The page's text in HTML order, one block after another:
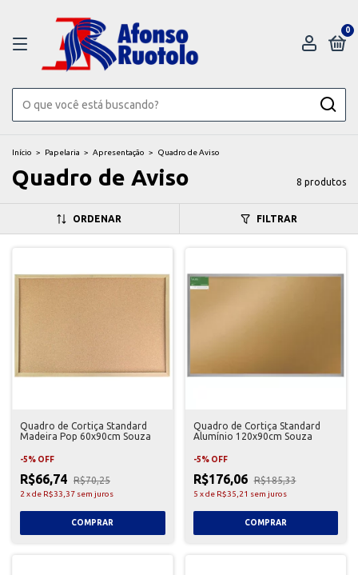
0
Início > Papelaria > Apresentação > Quadro de Aviso
Quadro de Aviso 8 produtos
ORDENAR FILTRAR
Quadro de Cortiça Standard
Madeira Pop 60x90cm Souza
-5% OFF
R$66,74 R$70,25
2 xde R$33,37 sem juros
Quadro de Cortiça Standard
Alumínio 120x90cm Souza
-5% OFF
R$176,06 R$185,33
5 xde R$35,21 sem juros